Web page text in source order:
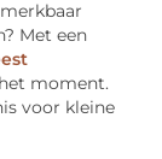
Met een
moment.
voor kleine